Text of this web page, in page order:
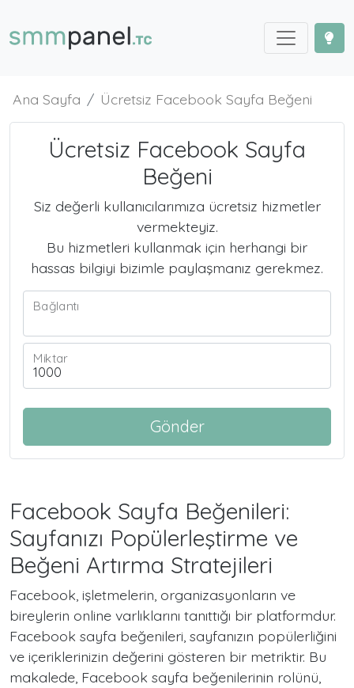
Ana Sayfa Ücretsiz Facebook Sayfa Beğeni
Ücretsiz Facebook Sayfa
Beğeni
Siz değerli kullanıcılarımıza ücretsiz hizmetler
vermekteyiz.
Bu hizmetleri kullanmak için herhangi bir
hassas bilgiyi bizimle paylaşmanız gerekmez.
Bağlantı
Miktar
Gönder
Facebook Sayfa Beğenileri:
Sayfanızı Popülerleştirme ve
Beğeni Artırma Stratejileri
Facebook, işletmelerin, organizasyonların ve
bireylerin online varlıklarını tanıttığı bir platformdur.
Facebook sayfa beğenileri, sayfanızın popülerliğini
ve içeriklerinizin değerini gösteren bir metriktir. Bu
makalede, Facebook sayfa beğenilerinin rolünü,